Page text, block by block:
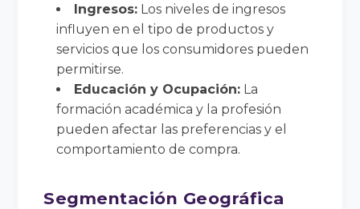
Ingresos: Los niveles de ingresos
influyen en el tipo de productos y
servicios que los consumidores pueden
permitirse.
Educación y Ocupación: La
formación académica y la profesión
pueden afectar las preferencias y el
comportamiento de compra.
Segmentación Geográfica